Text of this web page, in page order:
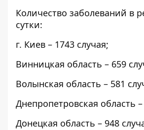
Количество заболеваний в
сутки:
г. Киев – 1743 случая;
Винницкая область – 659
Волынская область – 581
Днепропетровская область –
Донецкая область – 948